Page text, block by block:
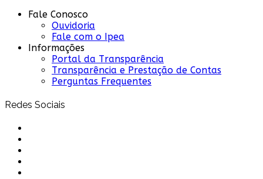
Fale Conosco
Ouvidoria
Fale com o Ipea
Informações
Portal da Transparência
Transparência e Prestação de Contas
Perguntas Frequentes
Redes Sociais